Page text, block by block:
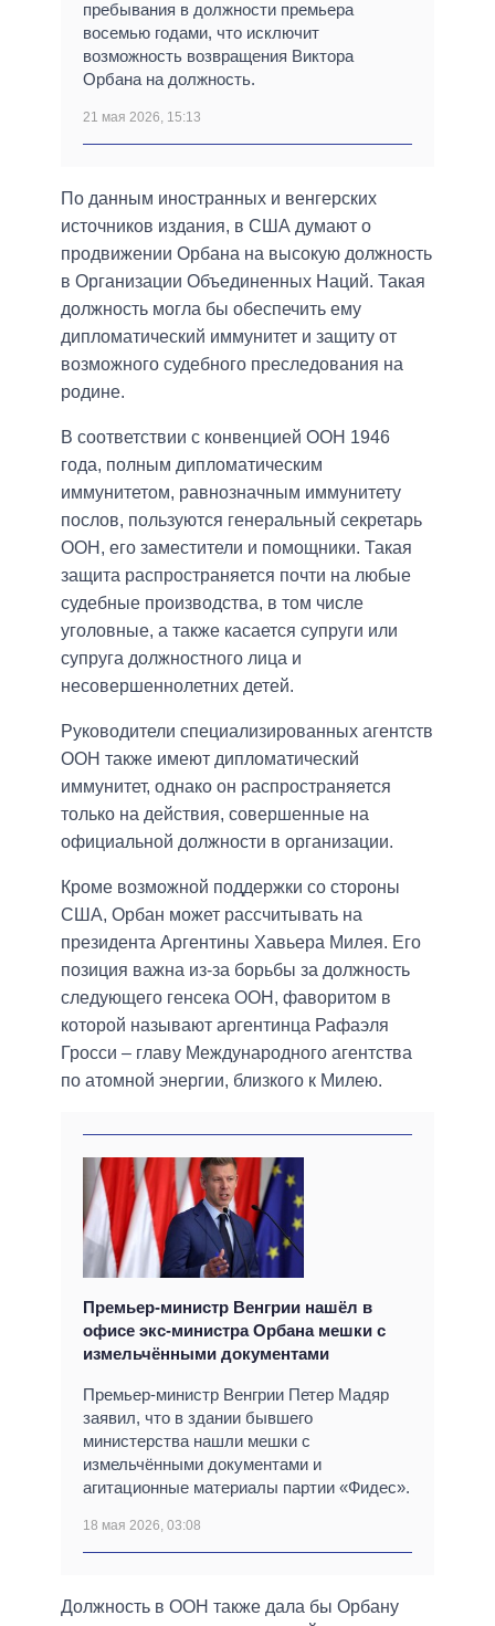
пребывания в должности премьера
восемью годами, что исключит
возможность возвращения Виктора
Орбана на должность.
21 мая 2026, 15:13
По данным иностранных и венгерских
источников издания, в США думают о
продвижении Орбана на высокую должность
в Организации Объединенных Наций. Такая
должность могла бы обеспечить ему
дипломатический иммунитет и защиту от
возможного судебного преследования на
родине.
В соответствии с конвенцией ООН 1946
года, полным дипломатическим
иммунитетом, равнозначным иммунитету
послов, пользуются генеральный секретарь
ООН, его заместители и помощники. Такая
защита распространяется почти на любые
судебные производства, в том числе
уголовные, а также касается супруги или
супруга должностного лица и
несовершеннолетних детей.
Руководители специализированных агентств
ООН также имеют дипломатический
иммунитет, однако он распространяется
только на действия, совершенные на
официальной должности в организации.
Кроме возможной поддержки со стороны
США, Орбан может рассчитывать на
президента Аргентины Хавьера Милея. Его
позиция важна из-за борьбы за должность
следующего генсека ООН, фаворитом в
которой называют аргентинца Рафаэля
Гросси – главу Международного агентства
по атомной энергии, близкого к Милею.
Премьер-министр Венгрии нашёл в
офисе экс-министра Орбана мешки с
измельчёнными документами
Премьер-министр Венгрии Петер Мадяр
заявил, что в здании бывшего
министерства нашли мешки с
измельчёнными документами и
агитационные материалы партии «Фидес».
18 мая 2026, 03:08
Должность в ООН также дала бы Орбану